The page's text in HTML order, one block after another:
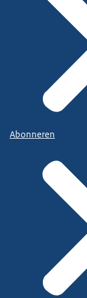
Abonneren